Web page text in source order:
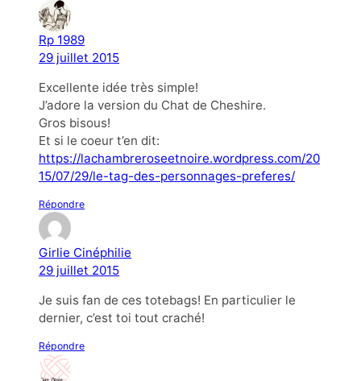
Rp 1989
29 juillet 2015
Excellente idée très simple!
J’adore la version du Chat de Cheshire.
Gros bisous!
Et si le coeur t’en dit:
https://lachambreroseetnoire.wordpress.com/20
15/07/29/le-tag-des-personnages-preferes/
Répondre
Girlie Cinéphilie
29 juillet 2015
Je suis fan de ces totebags! En particulier le
dernier, c’est toi tout craché!
Répondre